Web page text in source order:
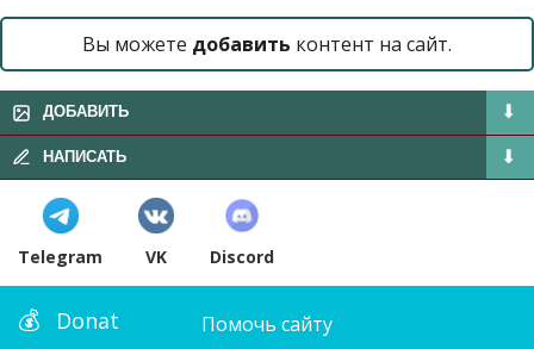
Вы можете добавить контент на сайт.
ДОБАВИТЬ
НАПИСАТЬ
Telegram VK Discord
Donat